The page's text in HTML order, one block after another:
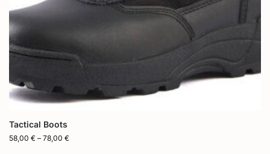
Tactical Boots
58,00 € – 78,00 €